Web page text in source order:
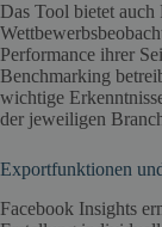
Das Tool bietet
Performance ihrer
Benchmarking
wichtige
der jeweiligen
Exportfunktionen
Facebook Insights